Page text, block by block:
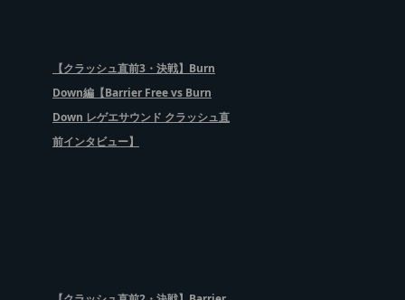
【クラッシュ直前3・決戦】Burn
Down編【Barrier Free vs Burn
Down レゲエサウンド クラッシュ直
前インタビュー】